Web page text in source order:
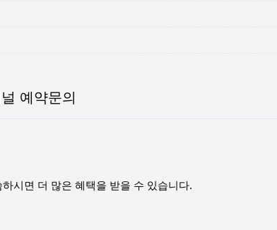
예약문의
시면 더 많은 혜택을 받을 수 있습니다.